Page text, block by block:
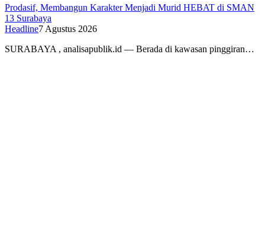
Prodasif, Membangun Karakter Menjadi Murid HEBAT di SMAN
13 Surabaya
Headline7 Agustus 2026
SURABAYA , analisapublik.id — Berada di kawasan pinggiran…